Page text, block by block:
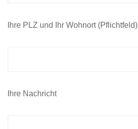
Ihre PLZ und Ihr Wohnort (Pflichtfeld)
Ihre Nachricht